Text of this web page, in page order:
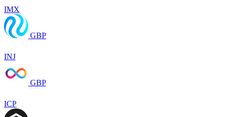
IMX
GBP
INJ
GBP
ICP